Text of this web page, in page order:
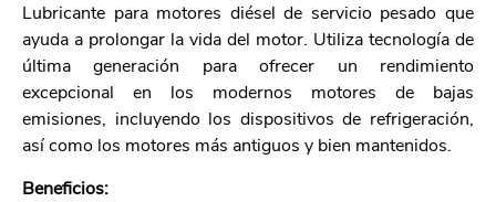
Lubricante para motores diésel de servicio pesado que
ayuda a prolongar la vida del motor. Utiliza tecnología de
última generación para ofrecer un rendimiento
excepcional en los modernos motores de bajas
emisiones, incluyendo los dispositivos de refrigeración,
así como los motores más antiguos y bien mantenidos.
Beneficios: